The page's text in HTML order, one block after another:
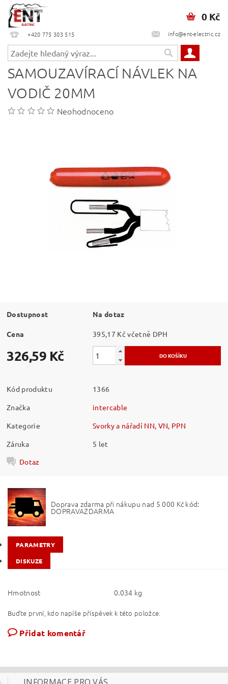
+420 775 303 515 info@ent-electric.cz
0 Kč
SAMOUZAVÍRACÍ NÁVLEK NA
VODIČ 20MM
Neohodnoceno
Dostupnost Na dotaz
Cena 395,17 Kč včetně DPH
326,59 Kč
Kód produktu
1366
Značka
intercable
Kategorie
Svorky a nářadí NN, VN, PPN
Záruka
5 let
Dotaz
Doprava zdarma při nákupu nad 5 000 Kč kód:
DOPRAVAZDARMA
PARAMETRY
DISKUZE
Hmotnost 0.034 kg
Buďte první, kdo napíše příspěvek k této položce.
Přidat komentář